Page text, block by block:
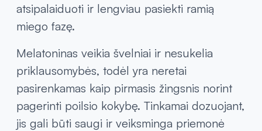
atsipalaiduoti ir lengviau pasiekti ramią
miego fazę.
Melatoninas veikia švelniai ir nesukelia
priklausomybės, todėl yra neretai
pasirenkamas kaip pirmasis žingsnis norint
pagerinti poilsio kokybę. Tinkamai dozuojant,
jis gali būti saugi ir veiksminga priemonė